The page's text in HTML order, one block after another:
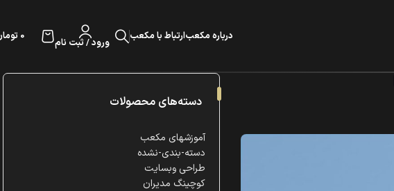
درباره مکعبارتباط با مکعب ورود / ثبت نام
0
دسته‌های محصولات
آموزشهای مکعب
دسته-بندی-نشده
طراحی وبسایت
کوچینگ مدیران